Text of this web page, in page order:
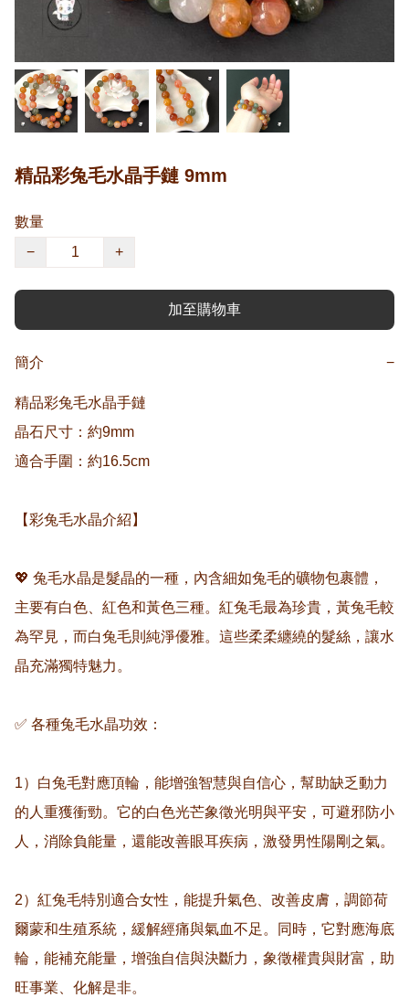
精品彩兔毛水晶手鏈 9mm
數量
−
+
加至購物車
簡介 −
精品彩兔毛水晶手鏈
晶石尺寸：約9mm
適合手圍：約16.5cm
【彩兔毛水晶介紹】
💖 兔毛水晶是髮晶的一種，內含細如兔毛的礦物包裹體，
主要有白色、紅色和黃色三種。紅兔毛最為珍貴，黃兔毛較
為罕見，而白兔毛則純淨優雅。這些柔柔纏繞的髮絲，讓水
晶充滿獨特魅力。
✅ 各種兔毛水晶功效：
1）白兔毛對應頂輪，能增強智慧與自信心，幫助缺乏動力
的人重獲衝勁。它的白色光芒象徵光明與平安，可避邪防小
人，消除負能量，還能改善眼耳疾病，激發男性陽剛之氣。
2）紅兔毛特別適合女性，能提升氣色、改善皮膚，調節荷
爾蒙和生殖系統，緩解經痛與氣血不足。同時，它對應海底
輪，能補充能量，增強自信與決斷力，象徵權貴與財富，助
旺事業、化解是非。